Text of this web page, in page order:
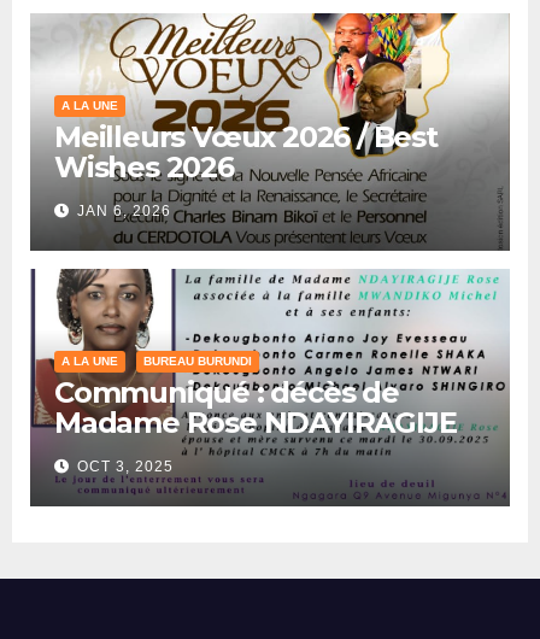
A LA UNE
Meilleurs Vœux 2026 / Best
Wishes 2026
JAN 6, 2026
A LA UNE BUREAU BURUNDI
Communiqué : décès de
Madame Rose NDAYIRAGIJE
OCT 3, 2025